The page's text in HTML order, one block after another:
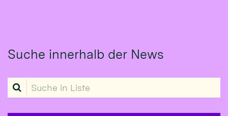
Suche innerhalb der News
Suche in Liste